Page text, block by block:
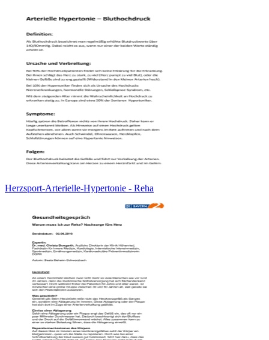
Herzsport-Arterielle-Hypertonie - Reha